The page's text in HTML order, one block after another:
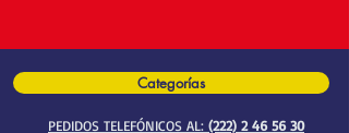
Categorías
PEDIDOS TELEFÓNICOS AL: (222) 2 46 56 30